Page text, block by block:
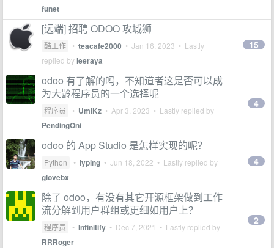
funet
[远端] 招聘 ODOO 攻城狮
酷工作 • teacafe2000 • Jan 16, 2023 • Lastly
replied byleeraya
15
odoo 有了解的吗，不知道者这是否可以成
为大龄程序员的一个选择呢
程序员 • UmiKz • Apr 3, 2023 • Lastly replied by
PendingOni
4
odoo 的 App Studio 是怎样实现的呢？
Python • lyping • Jun 18, 2022 • Lastly replied by
glovebx
4
除了 odoo，有没有其它开源框架做到工作
流分解到用户群组或更细如用户上？
程序员 • Infinitify • Dec 7, 2021 • Lastly replied by
RRRoger
2